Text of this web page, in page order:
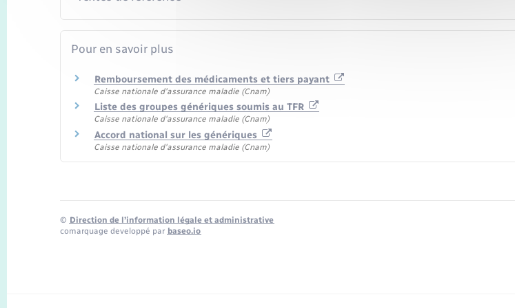
Pour en savoir plus
Remboursement des médicaments et tiers payant
Caisse nationale d'assurance maladie (Cnam)
Liste des groupes génériques soumis au TFR
Caisse nationale d'assurance maladie (Cnam)
Accord national sur les génériques
Caisse nationale d'assurance maladie (Cnam)
© Direction de l’information légale et administrative
comarquage developpé par baseo.io